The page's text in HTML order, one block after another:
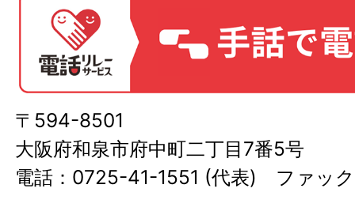
〒594-8501
大阪府和泉市府中町二丁目7番5号
電話：0725-41-1551 (代表) ファッ